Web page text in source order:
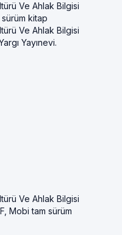
Ve Ahlak Bilgisi
sürüm kitap
Ve Ahlak Bilgisi
Yayınevi.
Ve Ahlak Bilgisi
Mobi tam sürüm